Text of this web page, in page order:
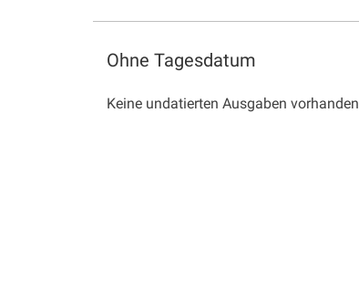
Ohne Tagesdatum
Keine undatierten Ausgaben vorhanden